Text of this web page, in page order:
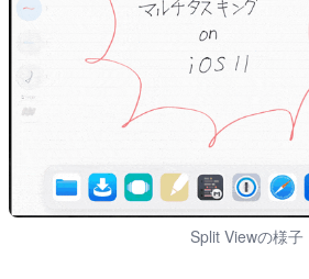
Split Viewの様子